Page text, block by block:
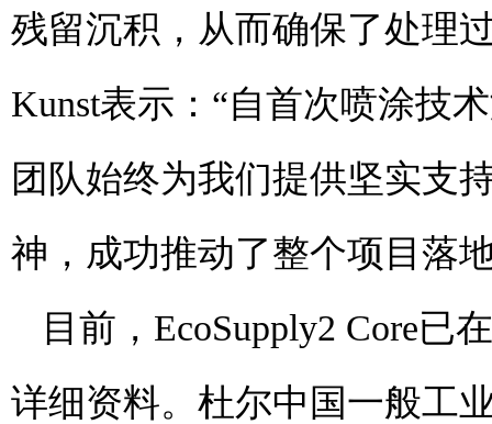
残留沉积，从而确保了处理
Kunst表示：“自首次喷涂技
团队始终为我们提供坚实支
神，成功推动了整个项目落
目前，EcoSupply2 Core
详细资料。杜尔中国一般工